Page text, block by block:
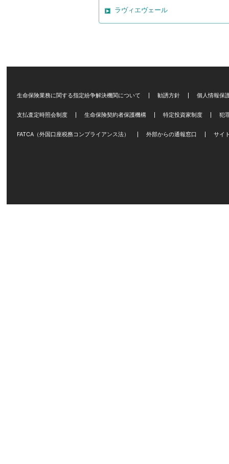
ラヴィエヴェール
生命保険業務に関する指定紛争解決機関について 勧誘方針 個人情報保
支払査定時照会制度 生命保険契約者保護機構 特定投資家制度 犯
FATCA（外国口座税務コンプライアンス法） 外部からの通報窓口 サイ